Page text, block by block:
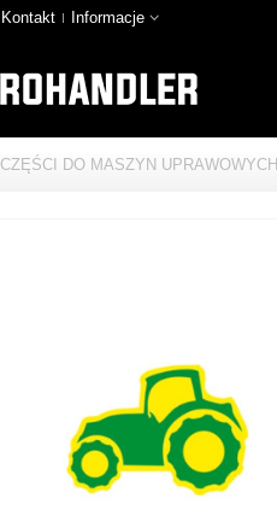
Kontakt Informacje
CZĘŚCI DO MASZYN UPRAWOWYCH